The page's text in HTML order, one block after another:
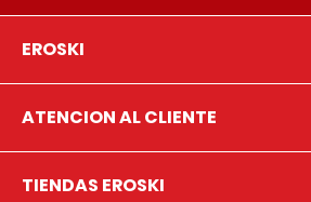
EROSKI
ATENCION AL CLIENTE
TIENDAS EROSKI